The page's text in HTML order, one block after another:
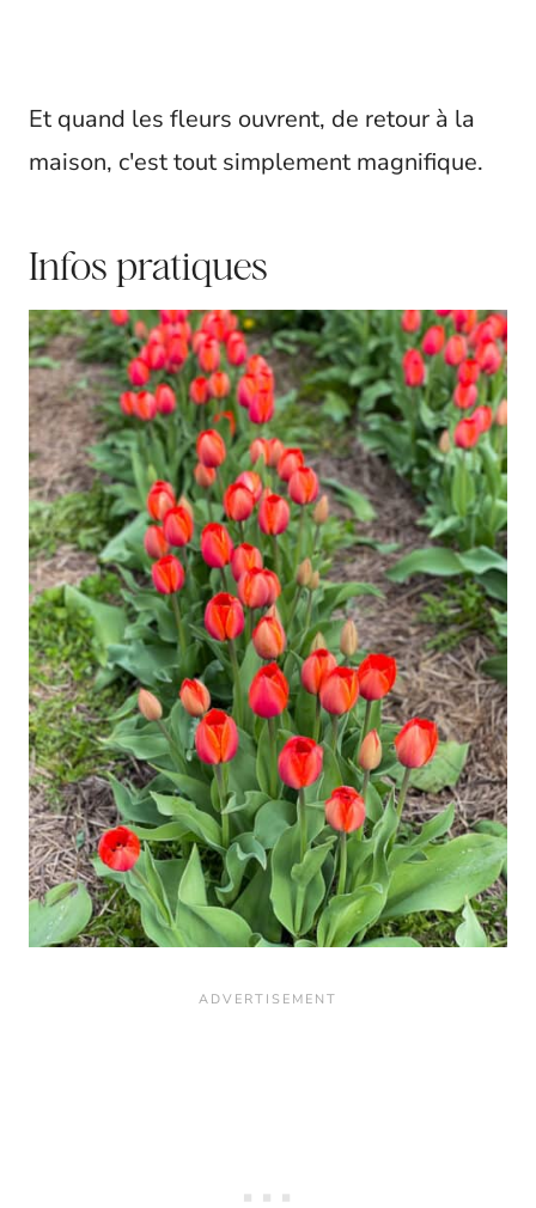
Et quand les fleurs ouvrent, de retour à la
maison, c'est tout simplement magnifique.
Infos pratiques